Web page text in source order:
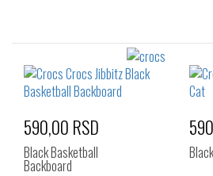
590,00 RSD
Black Basketball
Backboard